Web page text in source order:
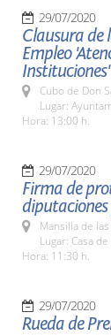
29/07/2020
Clausura de
Empleo
Instituciones'
Cubo de Don
Lugar:
Hora: 13:00 h.
29/07/2020
Firma de
Mansilla de
Lugar: Casa
Hora: 11:30 h.
29/07/2020
Rueda de